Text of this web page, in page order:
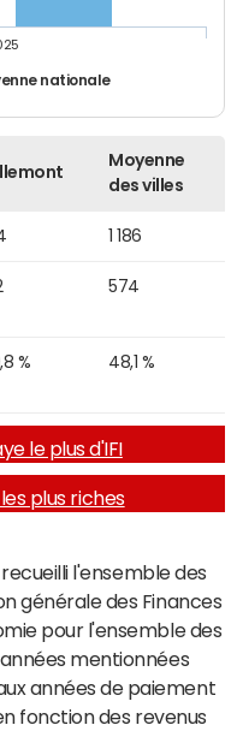
nationale
Moyenne
des villes
1 186
574
% 48,1 %
le plus d'IFI
plus riches
l'ensemble des
générale des Finances
pour l'ensemble des
mentionnées
années de paiement
fonction des revenus